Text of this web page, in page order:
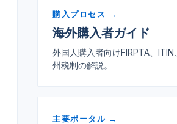
購入プロセス →
海外購入者ガイド
外国人購入者向けFIRPTA、ITIN
州税制の解説。
主要ポータル →